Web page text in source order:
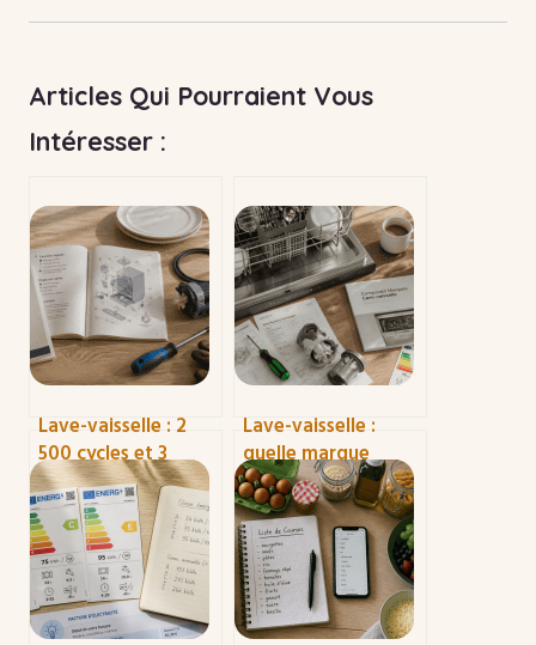
Articles Qui Pourraient Vous
Intéresser :
Lave-vaisselle : 2
500 cycles et 3
réflexes pour
doubler sa durée de
vie
Lave-vaisselle :
quelle marque
choisir pour une
fiabilité réelle sur 15
ans ?